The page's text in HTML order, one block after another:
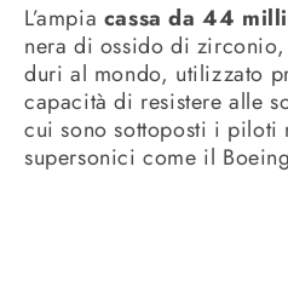
L’ampia cassa da 44
nera di ossido di
duri al mondo, utilizzato
capacità di resistere alle
cui sono sottoposti i piloti
supersonici come il